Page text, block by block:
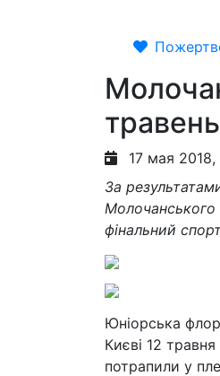
травень
17 мая 2018,
За
Молочанського
фінальний
Юніорська
Києві 12
потрапили у